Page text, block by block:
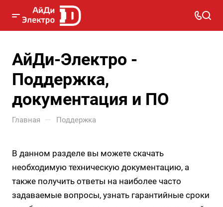
АйДи-Электро -
Поддержка,
документация и ПО
Главная — Поддержка
В данном разделе вы можете скачать
необходимую техническую документацию, а
также получить ответы на наиболее часто
задаваемые вопросы, узнать гарантийные сроки